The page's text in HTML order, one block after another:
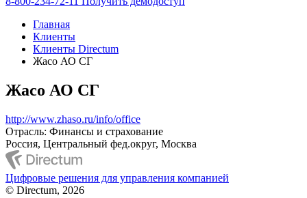
Главная
Клиенты
Клиенты Directum
Жасо АО СГ
Жасо АО СГ
http://www.zhaso.ru/info/office
Отрасль: Финансы и страхование
Россия, Центральный фед.округ, Москва
Цифровые решения для управления компанией
© Directum, 2026